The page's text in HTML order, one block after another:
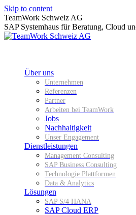
Skip to content
TeamWork Schweiz AG
SAP Systemhaus für Beratung, Cloud
Über uns
Unternehmen
Referenzen
Partner
Arbeiten bei TeamWork
Jobs
Nachhaltigkeit
Unser Engagement
Dienstleistungen
Management Consulting
SAP Business Consulting
Technologie Plattformen
Data & Analytics
Lösungen
SAP S/4 HANA
SAP Cloud ERP